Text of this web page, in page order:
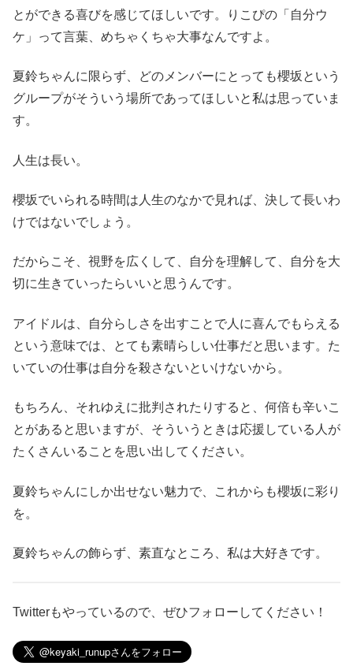
とができる喜びを感じてほしいです。りこぴの「自分ウ
ケ」って言葉、めちゃくちゃ大事なんですよ。
夏鈴ちゃんに限らず、どのメンバーにとっても櫻坂という
グループがそういう場所であってほしいと私は思っていま
す。
人生は長い。
櫻坂でいられる時間は人生のなかで見れば、決して長いわ
けではないでしょう。
だからこそ、視野を広くして、自分を理解して、自分を大
切に生きていったらいいと思うんです。
アイドルは、自分らしさを出すことで人に喜んでもらえる
という意味では、とても素晴らしい仕事だと思います。た
いていの仕事は自分を殺さないといけないから。
もちろん、それゆえに批判されたりすると、何倍も辛いこ
とがあると思いますが、そういうときは応援している人が
たくさんいることを思い出してください。
夏鈴ちゃんにしか出せない魅力で、これからも櫻坂に彩り
を。
夏鈴ちゃんの飾らず、素直なところ、私は大好きです。
Twitterもやっているので、ぜひフォローしてください！